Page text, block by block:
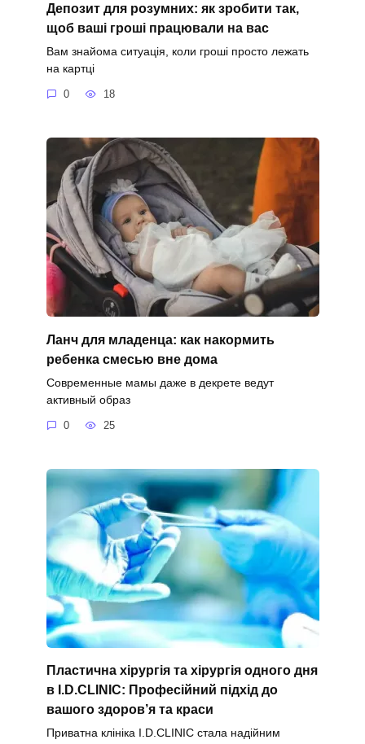
Депозит для розумних: як зробити так,
щоб ваші гроші працювали на вас
Вам знайома ситуація, коли гроші просто лежать
на картці
0 18
Ланч для младенца: как накормить
ребенка смесью вне дома
Современные мамы даже в декрете ведут
активный образ
0 25
Пластична хірургія та хірургія одного дня
в I.D.CLINIC: Професійний підхід до
вашого здоров’я та краси
Приватна клініка I.D.CLINIC стала надійним